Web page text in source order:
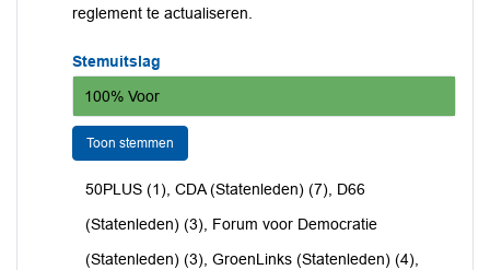
reglement te actualiseren.
Stemuitslag
100% Voor
Toon stemmen
50PLUS (1), CDA (Statenleden) (7), D66
(Statenleden) (3), Forum voor Democratie
(Statenleden) (3), GroenLinks (Statenleden) (4),